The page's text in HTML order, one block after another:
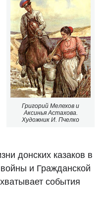
Григорий Мелехов и
Аксинья Астахова.
Художник И. Пчелко
донских казаков в
и Гражданской
события